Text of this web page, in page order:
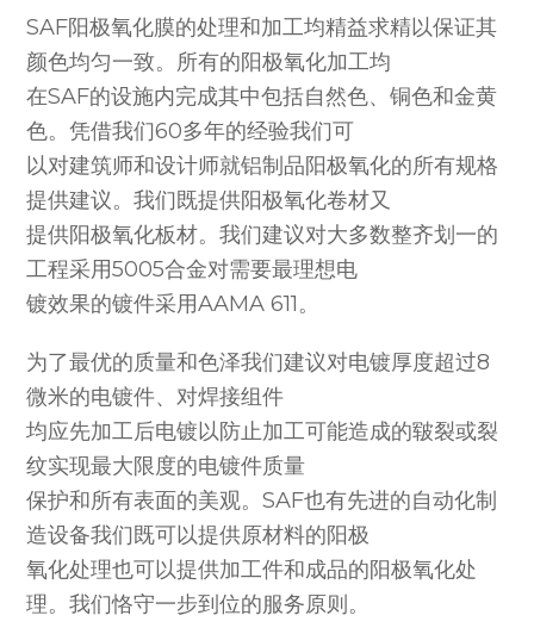
SAF阳极氧化膜的处理和加工均精益求精以保证其
颜色均匀一致。所有的阳极氧化加工均
在SAF的设施内完成其中包括自然色、铜色和金黄
色。凭借我们60多年的经验我们可
以对建筑师和设计师就铝制品阳极氧化的所有规格
提供建议。我们既提供阳极氧化卷材又
提供阳极氧化板材。我们建议对大多数整齐划一的
工程采用5005合金对需要最理想电
镀效果的镀件采用AAMA 611。
为了最优的质量和色泽我们建议对电镀厚度超过8
微米的电镀件、对焊接组件
均应先加工后电镀以防止加工可能造成的皲裂或裂
纹实现最大限度的电镀件质量
保护和所有表面的美观。SAF也有先进的自动化制
造设备我们既可以提供原材料的阳极
氧化处理也可以提供加工件和成品的阳极氧化处
理。我们恪守一步到位的服务原则。